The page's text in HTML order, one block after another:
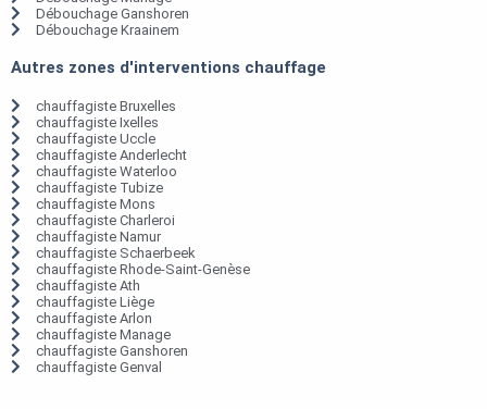
Débouchage Ganshoren
Débouchage Kraainem
Autres zones d'interventions chauffage
chauffagiste Bruxelles
chauffagiste Ixelles
chauffagiste Uccle
chauffagiste Anderlecht
chauffagiste Waterloo
chauffagiste Tubize
chauffagiste Mons
chauffagiste Charleroi
chauffagiste Namur
chauffagiste Schaerbeek
chauffagiste Rhode-Saint-Genèse
chauffagiste Ath
chauffagiste Liège
chauffagiste Arlon
chauffagiste Manage
chauffagiste Ganshoren
chauffagiste Genval